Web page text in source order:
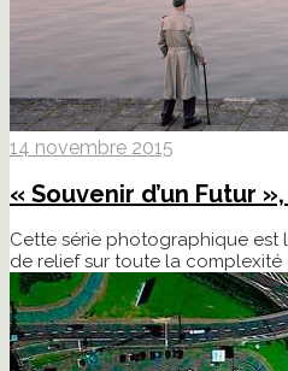
14 novembre 2015
« Souvenir d’un Futur
Cette série photographique est
de relief sur toute la complexité